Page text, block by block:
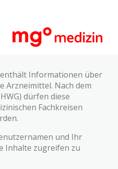
Informationen über
Arzneimittel. Nach dem
dürfen diese
Fachkreisen
und Ihr
Inhalte zugreifen zu